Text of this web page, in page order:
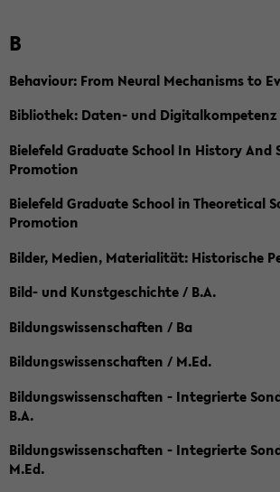
B
Behaviour: From Neural Mechanisms to
Bibliothek: Daten- und Digitalkompetenz
Bielefeld Graduate School In History And
Promotion
Bielefeld Graduate School in Theoretical
Promotion
Bilder, Medien, Materialität: Historische
Bild- und Kunstgeschichte / B.A.
Bildungswissenschaften / Ba
Bildungswissenschaften / M.Ed.
Bildungswissenschaften - Integrierte
B.A.
Bildungswissenschaften - Integrierte
M.Ed.